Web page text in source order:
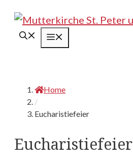
Springe
Inhalt
Home
/
Eucharistiefeier
Eucharistiefeier